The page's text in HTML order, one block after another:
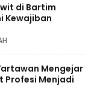
di Bartim
Kewajiban
Mengejar
Menjadi